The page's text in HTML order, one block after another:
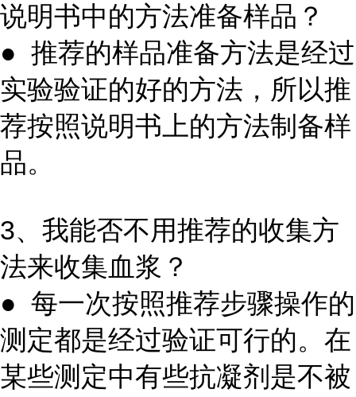
说明书中的方法准备样品？
● 推荐的样品准备方法是经过
实验验证的好的方法，所以推
荐按照说明书上的方法制备样
品。
3、我能否不用推荐的收集方
法来收集血浆？
● 每一次按照推荐步骤操作的
测定都是经过验证可行的。在
某些测定中有些抗凝剂是不被